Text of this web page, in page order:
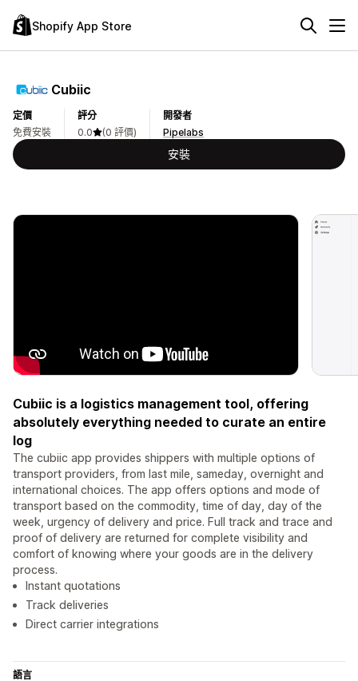
Shopify App Store
Cubiic
定價
免費安裝
評分
0.0
(0 評價)
開發者
Pipelabs
安裝
Cubiic is a logistics management tool, offering
absolutely everything needed to curate an entire
log
The cubiic app provides shippers with multiple options of
transport providers, from last mile, sameday, overnight and
international choices. The app offers options and mode of
transport based on the commodity, time of day, day of the
week, urgency of delivery and price. Full track and trace and
proof of delivery are returned for complete visibility and
comfort of knowing where your goods are in the delivery
process.
Instant quotations
Track deliveries
Direct carrier integrations
語言